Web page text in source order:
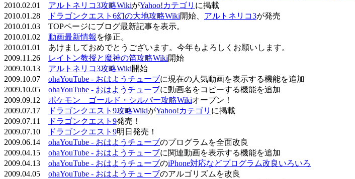
2010.02.01 アルトネリコ3攻略WikiがYahoo!カテゴリ に掲載
2010.01.28
ドラゴンクエスト6幻の大地攻略Wiki開始、 アルトネリコ3が発売
2010.01.03 TOPページにブログ最新記事を表示。
2010.01.02 動画最新情報 を修正。
2010.01.01 あけましておめでとうございます。今年もよろしくお願いします。
2009.11.26
レイトン教授と魔神の笛攻略Wiki開始
2009.10.13 アルトネリコ3攻略Wiki開始
2009.10.07 ohaYouTube - おはようチューブに現在の人気動画を表示する機能を追加
2009.10.05 ohaYouTube - おはようチューブに動画名をコピーする機能を追加
2009.09.12 ポケモン ゴールド・シルバー攻略Wikiオープン！
2009.07.17
ドラゴンクエスト9攻略WikiがYahoo!カテゴリ に掲載
2009.07.11
ドラゴンクエスト9発売！
2009.07.10
ドラゴンクエスト9明日発売！
2009.06.14 ohaYouTube - おはようチューブのプログラムを全面改良
2009.04.15 ohaYouTube - おはようチューブに関連動画を表示する機能を追加
2009.04.13 ohaYouTube - おはようチューブのiPhone対応などプログラム改良いろいろ
2009.04.05 ohaYouTube - おはようチューブのアルゴリズムを改良